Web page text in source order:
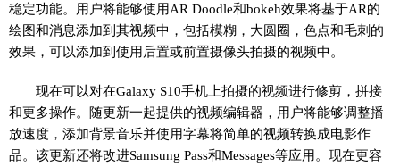
稳定功能。用户将能够使用AR Doodle和bokeh效果将基于AR的
绘图和消息添加到其视频中，包括模糊，大圆圈，色点和毛刺的
效果，可以添加到使用后置或前置摄像头拍摄的视频中。
现在可以对在Galaxy S10手机上拍摄的视频进行修剪，拼接
和更多操作。随更新一起提供的视频编辑器，用户将能够调整播
放速度，添加背景音乐并使用字幕将简单的视频转换成电影作
品。该更新还将改进Samsung Pass和Messages等应用。现在更容